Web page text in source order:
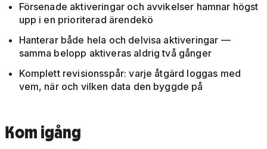
Försenade aktiveringar och avvikelser hamnar högst
upp i en prioriterad ärendekö
Hanterar både hela och delvisa aktiveringar —
samma belopp aktiveras aldrig två gånger
Komplett revisionsspår: varje åtgärd loggas med
vem, när och vilken data den byggde på
Kom igång